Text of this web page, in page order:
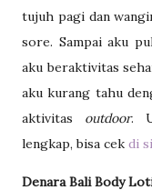
tujuh pagi dan
sore. Sampai aku
aku beraktivitas
aku kurang tahu
aktivitas outdoor.
lengkap, bisa cek di
Denara Bali Body